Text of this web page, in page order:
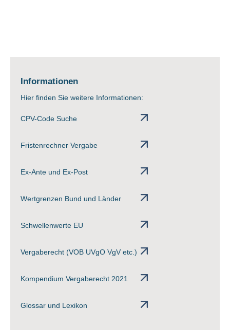
Informationen
Hier finden Sie weitere Informationen:
CPV-Code Suche
Fristenrechner Vergabe
Ex-Ante und Ex-Post
Wertgrenzen Bund und Länder
Schwellenwerte EU
Vergaberecht (VOB UVgO VgV etc.)
Kompendium Vergaberecht 2021
Glossar und Lexikon